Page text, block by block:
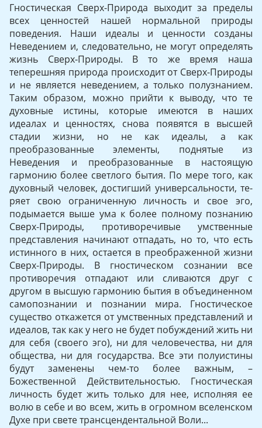
Гностическая Сверх-Природа выходит за пределы
всех цен­ностей нашей нормальной природы
поведения. Наши идеалы и ценности созданы
Неведением и, следовательно, не могут опре­делять
жизнь Сверх-Природы. В то же время наша
теперешняя природа происходит от Сверх-Природы
и не является неведением, а только полузнанием.
Таким образом, можно прийти к выводу, что те
духовные истины, которые имеются в наших
идеалах и цен­ностях, снова появятся в высшей
стадии жизни, но не как идеалы, а как
преобразованные элементы, поднятые из
Неведения и пре­образованные в настоящую
гармонию более светлого бытия. По мере того, как
духовный человек, достигший универсальности, те­
ряет свою ограниченную личность и свое эго,
подымается выше ума к более полному познанию
Сверх-Природы, противоречивые умственные
представления начинают отпадать, но то, что есть
истинного в них, остается в преображенной жизни
Сверх-Природы. В гностическом сознании все
противоречия отпадают или слива­ются друг с
другом в высшую гармонию бытия в объединенном
самопознании и познании мира. Гностическое
существо откажется от умственных представлений и
идеалов, так как у него не будет побуждений жить ни
для себя (своего эго), ни для человечества, ни для
общества, ни для государства. Все эти полуистины
будут заменены чем-то более важным, –
Божественной Действитель­ностью. Гностическая
личность будет жить только для нее, испол­няя ее
волю в себе и во всем, жить в огромном вселенском
Духе при свете трансцендентальной Воли...